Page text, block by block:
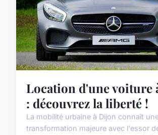
Location d'une voiture
: découvrez la liberté !
La mobilité urbaine à Dijon connaît
transformation majeure avec l'essor